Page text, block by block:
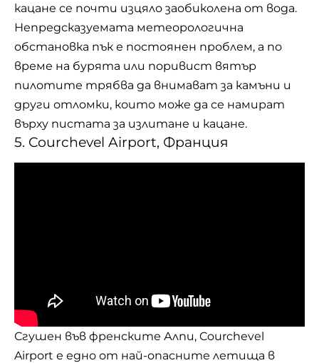
кацане се почти изцяло заобиколена от вода.
Непредсказуемата метеорологична
обстановка пък е постоянен проблем, а по
време на бурята или поривист вятър
пилотите трябва да внимават за камъни и
други отломки, които може да се намират
върху пистата за излитане и кацане.
5. Courchevel Airport, Франция
Сгушен във френските Алпи, Courchevel
Airport е едно от най-опасните летища в